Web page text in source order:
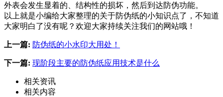
外表会发生显着的、结构性的损坏，然后到达防伪功能。
以上就是小编给大家整理的关于防伪纸的小知识点了，不知道
大家明白了没有呢？欢迎大家持续关注我们的网站哦！
上一篇: 防伪纸的小水印大用处！
下一篇: 现阶段主要的防伪纸应用技术是什么
相关资讯
相关内容